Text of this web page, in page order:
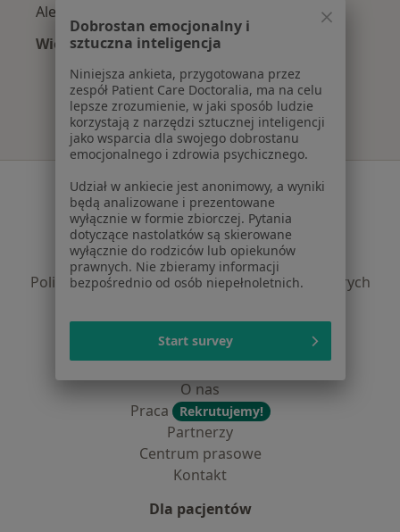
Alergia w Przeźmierowie
Więcej (15)
Więcej w kategorii: Najczęście leczone
Serwis
Regulamin
Polityka prywatności pacjentów
Polityka prywatności profesjonalistów
Polityka prywatności dla profesjonalistów, których
Polityka cookies
Jak działają wyniki wyszukiwania
O nas
Praca
Rekrutujemy!
Partnerzy
Centrum prasowe
Kontakt
Dla pacjentów
Dobrostan emocjonalny i
sztuczna inteligencja
Niniejsza ankieta, przygotowana przez
zespół Patient Care Doctoralia, ma na celu
lepsze zrozumienie, w jaki sposób ludzie
korzystają z narzędzi sztucznej inteligencji
jako wsparcia dla swojego dobrostanu
emocjonalnego i zdrowia psychicznego.
Udział w ankiecie jest anonimowy, a wyniki
będą analizowane i prezentowane
wyłącznie w formie zbiorczej. Pytania
dotyczące nastolatków są skierowane
wyłącznie do rodziców lub opiekunów
prawnych. Nie zbieramy informacji
bezpośrednio od osób niepełnoletnich.
Start survey